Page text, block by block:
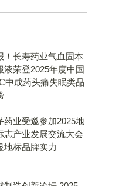
！长寿药业气血固本
液荣登2025年度中国
中成药头痛失眠类品
药业受邀参加2025地
志产业发展交流大会
地标品牌实力